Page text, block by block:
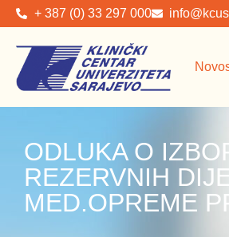
+ 387 (0) 33 297 000
ODLUKA O
REZERVNIH
MED.OPREME